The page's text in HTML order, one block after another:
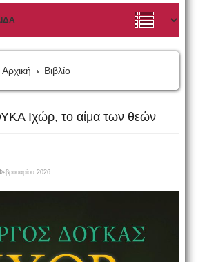
Αρχική Βιβλίο
Ιχώρ, το αίμα των θεών
2026